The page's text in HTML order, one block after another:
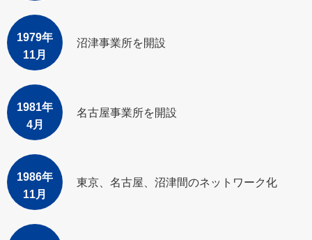
1979年
11月
沼津事業所を開設
1981年
4月
名古屋事業所を開設
1986年
11月
東京、名古屋、沼津間のネットワーク化